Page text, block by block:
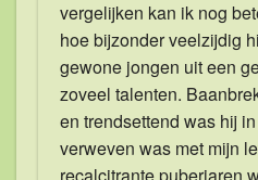
vergelijken kan ik nog
hoe bijzonder veelzijdig
gewone jongen uit een
zoveel talenten.
en trendsettend was hij
verweven was met mijn
recalcitrante puberjaren